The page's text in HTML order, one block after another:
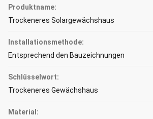
Produktname:
Trockeneres Solargewächshaus
Installationsmethode:
Entsprechend den Bauzeichnungen
Schlüsselwort:
Trockeneres Gewächshaus
Material: